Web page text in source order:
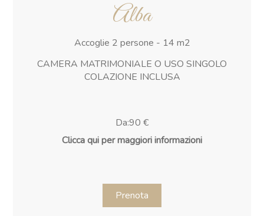
Alba
Accoglie 2 persone - 14 m2
CAMERA MATRIMONIALE O USO SINGOLO
COLAZIONE INCLUSA
Da:90 €
Clicca qui per maggiori informazioni
Prenota